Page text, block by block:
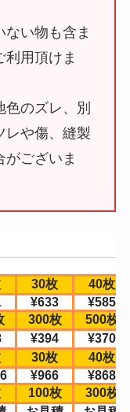
い物も含ま
利用頂けま
色のズレ、別
レや傷、縫製
ございま